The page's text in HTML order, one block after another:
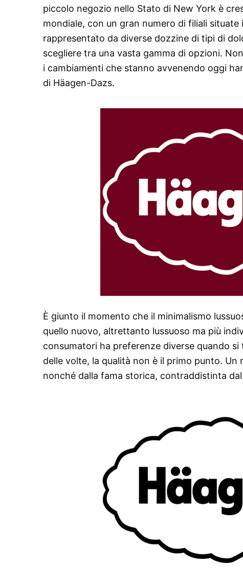
piccolo negozio nello Stato di New York è
mondiale, con un gran numero di filiali situate
rappresentato da diverse dozzine di tipi di
scegliere tra una vasta gamma di opzioni.
i cambiamenti che stanno avvenendo oggi
di Häagen-Dazs.
È giunto il momento che il minimalismo
quello nuovo, altrettanto lussuoso ma più
consumatori ha preferenze diverse quando
delle volte, la qualità non è il primo punto.
nonché dalla fama storica, contraddistinta dal